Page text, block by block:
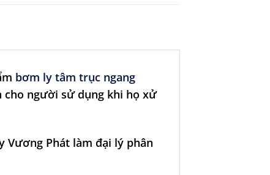
bơm ly tâm trục ngang
cho người sử dụng khi họ xử
Vương Phát làm đại lý phân